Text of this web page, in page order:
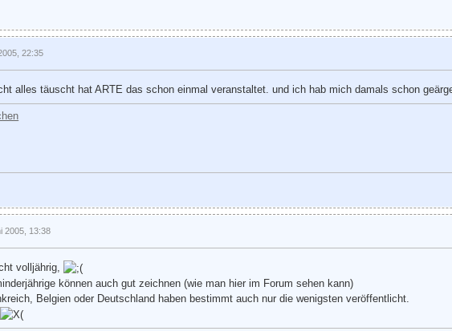
22:35
alles täuscht hat ARTE das schon einmal veranstaltet. und ich hab mich damals schon
2005, 13:38
volljährig,
können auch gut zeichnen (wie man hier im Forum sehen kann)
Belgien oder Deutschland haben bestimmt auch nur die wenigsten veröffentlicht.